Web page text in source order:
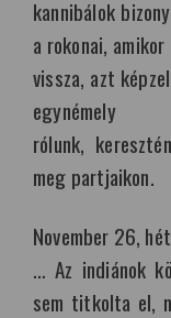
kannibálok
a rokonai,
vissza, azt
rólunk,
meg partjaikon.
November 26,
… Az indiánok
sem titkolta el,